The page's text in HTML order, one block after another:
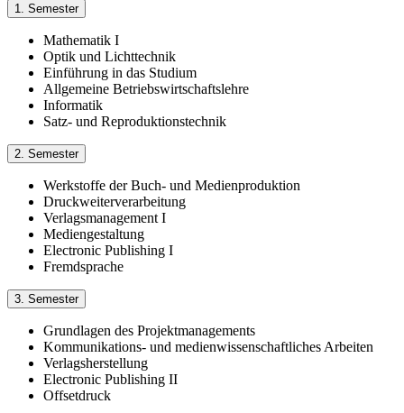
1. Semester
Mathematik I
Optik und Lichttechnik
Einführung in das Studium
Allgemeine Betriebswirtschaftslehre
Informatik
Satz- und Reproduktionstechnik
2. Semester
Werkstoffe der Buch- und Medienproduktion
Druckweiterverarbeitung
Verlagsmanagement I
Mediengestaltung
Electronic Publishing I
Fremdsprache
3. Semester
Grundlagen des Projektmanagements
Kommunikations- und medienwissenschaftliches Arbeiten
Verlagsherstellung
Electronic Publishing II
Offsetdruck